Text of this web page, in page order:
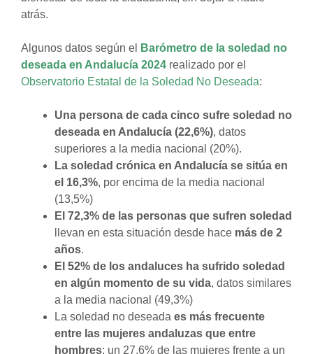
atrás.
Algunos datos según el
Barómetro de la soledad no
deseada en Andalucía 2024 realizado por el
Observatorio Estatal de la Soledad No Deseada:
Una persona de cada cinco sufre soledad no
deseada en Andalucía (22,6%), datos
superiores a la media nacional (20%).
La soledad crónica en Andalucía se sitúa en
el 16,3%, por encima de la media nacional
(13,5%)
El 72,3% de las personas que sufren soledad
llevan en esta situación desde hace más de 2
años.
El 52% de los andaluces ha sufrido soledad
en algún momento de su vida, datos similares
a la media nacional (49,3%)
La soledad no deseada es más frecuente
entre las mujeres andaluzas que entre
hombres: un 27,6% de las mujeres frente a un